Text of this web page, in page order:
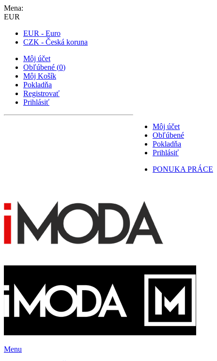
Mena:
EUR
EUR - Euro
CZK - Česká koruna
Môj účet
Obľúbené (0)
Môj Košík
Pokladňa
Registrovať
Prihlásiť
Môj účet
Obľúbené
Pokladňa
Prihlásiť
PONUKA PRÁCE
Menu